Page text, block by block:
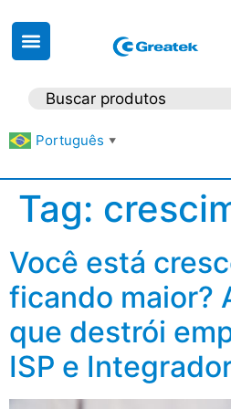
Português ▼
Tag:
Você está
ficando maior?
que destrói
ISP e